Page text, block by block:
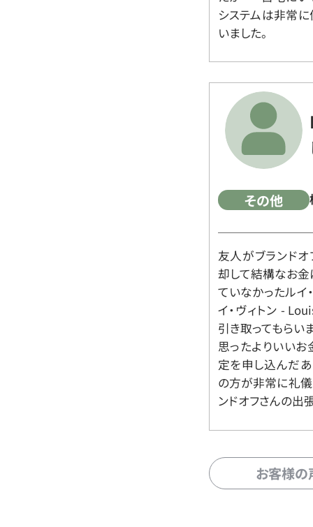
システムは非常に
いました。
その他
友人がブランド
却して結構なお金
ていなかったルイ
イ・ヴィトン -
引き取ってもらい
思ったよりいいお
定を申し込んだ
の方が非常に礼儀
ンドオフさんの出
お客様